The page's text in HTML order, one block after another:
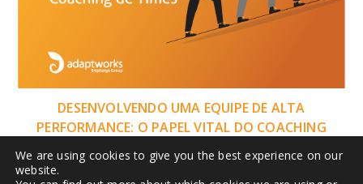
DESENVOLVENDO UMA EQUIPE DE ALTA
PERFORMANCE: O PAPEL VITAL DO COACHING
DE TIMES
We are using cookies to give you the best experience on our
website.